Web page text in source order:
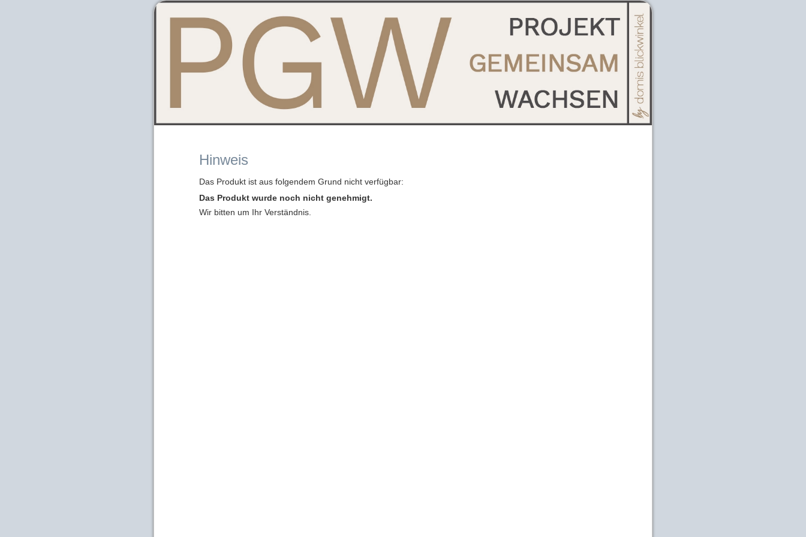
Hinweis
Das Produkt ist aus folgendem Grund nicht verfügbar:
Das Produkt wurde noch nicht genehmigt.
Wir bitten um Ihr Verständnis.